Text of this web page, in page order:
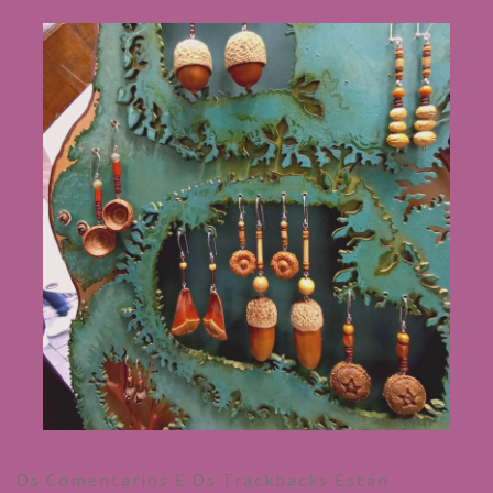
Os Comentarios E Os Trackbacks Están